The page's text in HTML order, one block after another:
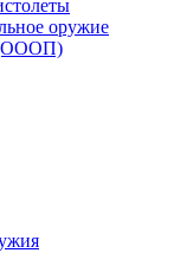
оружие
(ОООП)